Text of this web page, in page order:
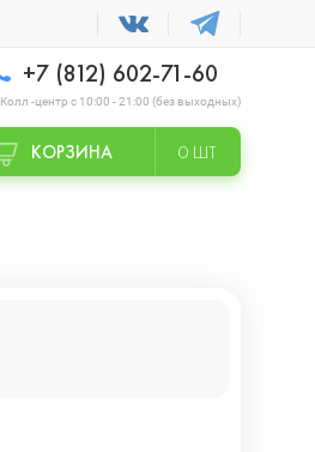
+7 (812) 602-71-60
Колл -центр с 10:00 - 21:00 (без выходных)
КОРЗИНА 0 ШТ